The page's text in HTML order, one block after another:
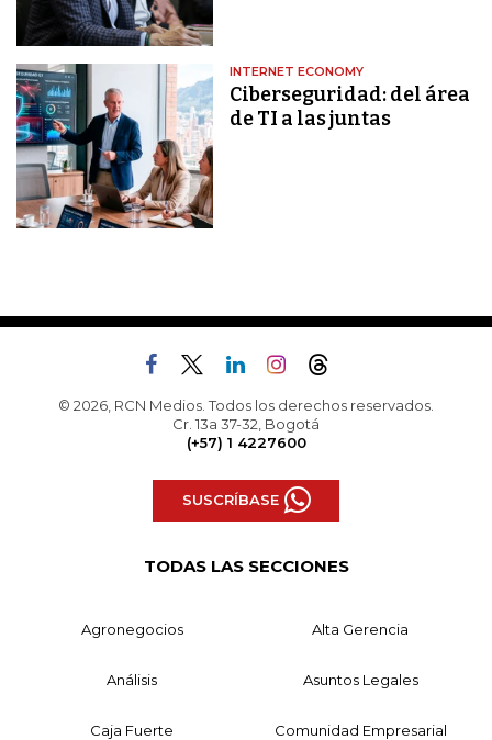
INTERNET ECONOMY
Ciberseguridad: del área
de TI a las juntas
© 2026, RCN Medios. Todos los derechos reservados.
Cr. 13a 37-32, Bogotá
(+57) 1 4227600
SUSCRÍBASE
TODAS LAS SECCIONES
Agronegocios Alta Gerencia
Análisis Asuntos Legales
Caja Fuerte Comunidad Empresarial